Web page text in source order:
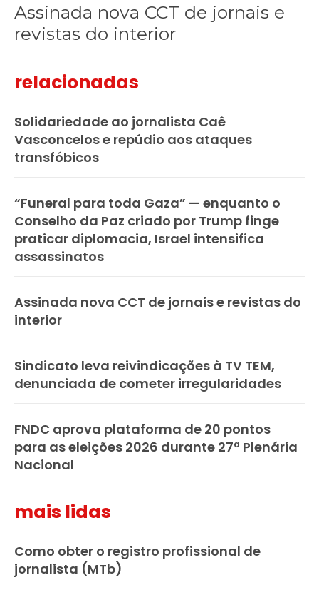
Assinada nova CCT de jornais e
revistas do interior
relacionadas
Solidariedade ao jornalista Caê
Vasconcelos e repúdio aos ataques
transfóbicos
“Funeral para toda Gaza” — enquanto o
Conselho da Paz criado por Trump finge
praticar diplomacia, Israel intensifica
assassinatos
Assinada nova CCT de jornais e revistas do
interior
Sindicato leva reivindicações à TV TEM,
denunciada de cometer irregularidades
FNDC aprova plataforma de 20 pontos
para as eleições 2026 durante 27ª Plenária
Nacional
mais lidas
Como obter o registro profissional de
jornalista (MTb)